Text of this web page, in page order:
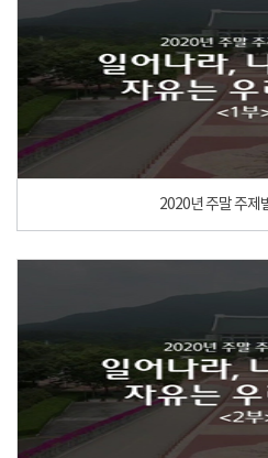
2020년 주말 주제